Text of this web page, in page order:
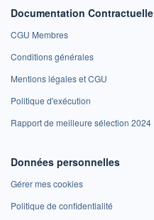
Documentation Contractuelle
CGU Membres
Conditions générales
Mentions légales et CGU
Politique d'exécution
Rapport de meilleure sélection 2024
Données personnelles
Gérer mes cookies
Politique de confidentialité